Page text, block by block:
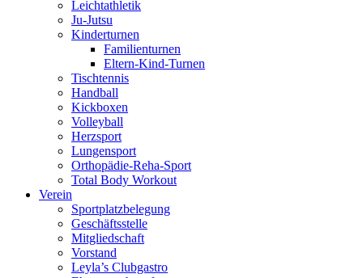
Leichtathletik
Ju-Jutsu
Kinderturnen
Familienturnen
Eltern-Kind-Turnen
Tischtennis
Handball
Kickboxen
Volleyball
Herzsport
Lungensport
Orthopädie-Reha-Sport
Total Body Workout
Verein
Sportplatzbelegung
Geschäftsstelle
Mitgliedschaft
Vorstand
Leyla’s Clubgastro